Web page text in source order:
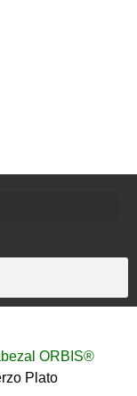
ORBIS®
Plato